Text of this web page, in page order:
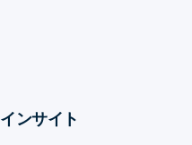
インサイト